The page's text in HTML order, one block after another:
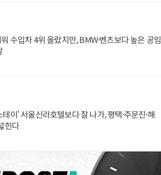
수입차 4위 올랐지만, BMW·벤츠보다 높은 공임
이' 서울신라호텔보다 잘 나가, 평택·주문진·해
힌다